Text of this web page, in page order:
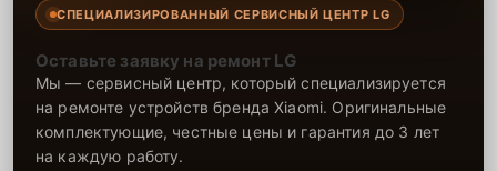
СПЕЦИАЛИЗИРОВАННЫЙ СЕРВИСНЫЙ ЦЕНТР LG
Оставьте заявку на ремонт LG
Мы — сервисный центр, который специализируется
на ремонте устройств бренда Xiaomi. Оригинальные
комплектующие, честные цены и гарантия до 3 лет
на каждую работу.